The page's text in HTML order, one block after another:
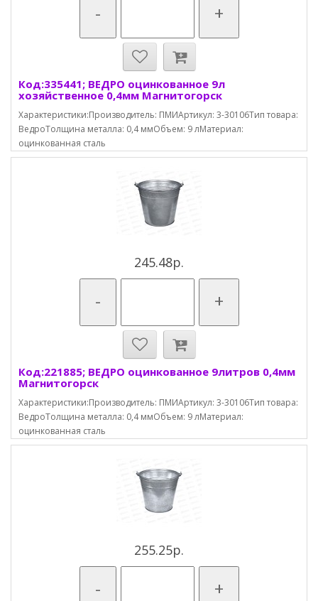
- +
Код:335441; ВЕДРО оцинкованное 9л
хозяйственное 0,4мм Магнитогорск
Характеристики:Производитель: ПМИАртикул: 3-30106Тип товара:
ВедроТолщина металла: 0,4 ммОбъем: 9 лМатериал:
оцинкованная сталь
245.48р.
- +
Код:221885; ВЕДРО оцинкованное 9литров 0,4мм
Магнитогорск
Характеристики:Производитель: ПМИАртикул: 3-30106Тип товара:
ВедроТолщина металла: 0,4 ммОбъем: 9 лМатериал:
оцинкованная сталь
255.25р.
- +